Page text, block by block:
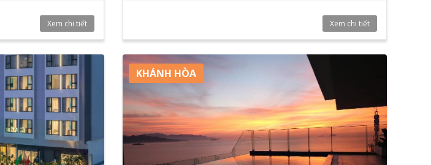
Xem chi tiết Xem chi tiết
KHÁNH HÒA